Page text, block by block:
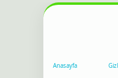
Anasayfa